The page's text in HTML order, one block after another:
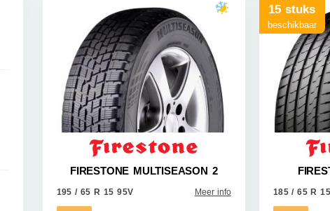
FIRESTONE MULTISEASON 2
195 / 65 R 15 95V Meer info
15 stuks
beschikbaar
185 / 65 R